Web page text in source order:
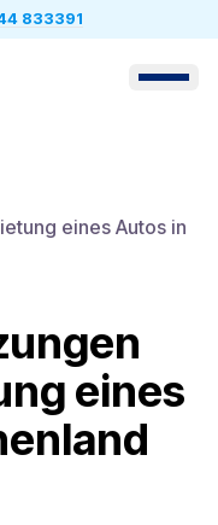
833391
eines Autos in
eines